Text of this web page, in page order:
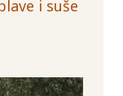
i suše